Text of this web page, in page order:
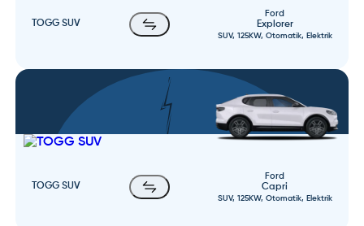
TOGG SUV
Ford
Explorer
SUV, 125KW, Otomatik, Elektrik
TOGG SUV
Ford
Capri
SUV, 125KW, Otomatik, Elektrik